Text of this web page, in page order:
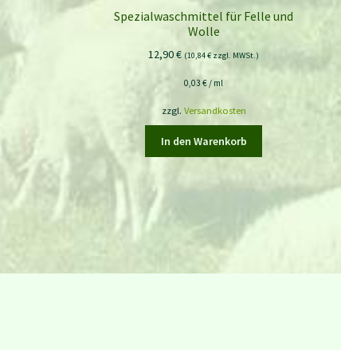
Spezialwaschmittel für Felle und
Wolle
12,90€ (10,84€zzgl. MWSt.)
0,03€ / ml
zzgl. Versandkosten
In den Warenkorb